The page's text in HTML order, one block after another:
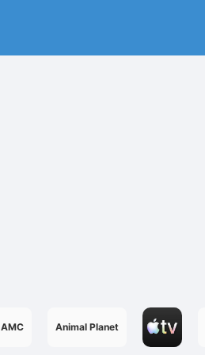
AMC Animal Planet